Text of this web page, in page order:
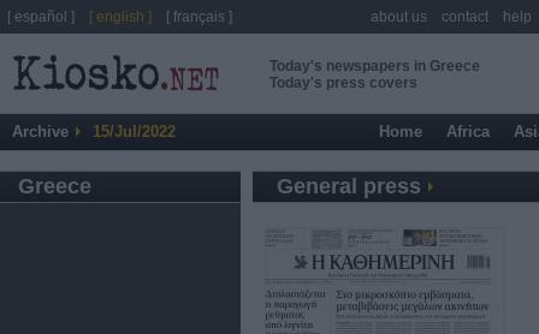
Today's newspapers in Greece
Today's press covers
Archive 15/Jul/2022 Home Africa
Greece General press
[ español ] [ english ] [ français ] about us contact help